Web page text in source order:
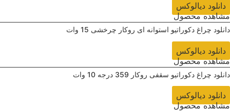
دانلود دیالوکس
مشاهده محصول
دانلود ‌چراغ دکوراتیو استوانه ای روکار چرخشی 15 وات
دانلود دیالوکس
مشاهده محصول
دانلود ‌چراغ دکوراتیو سقفی روکار 359 درجه 10 وات
دانلود دیالوکس
مشاهده محصول